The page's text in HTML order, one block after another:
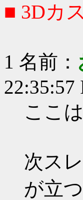
■ 3Dカ
1 名前：
ここ
次ス
が立